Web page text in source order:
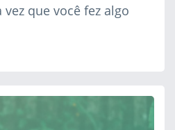
que você fez algo